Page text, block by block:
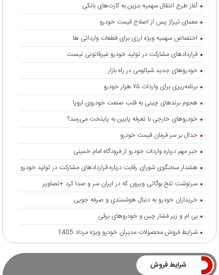
آغاز طرح انتقال سهمیه بنزین به کارت‌های بانکی
معمای تیراژ پس از اصلاح قیمت خودرو
اختصاص سهمیه ویژه ارزی برای قطعات وارداتی ها
قراردادهای مشارکت در تولید خودرو غیرقانونی نیست
خودروهای جدید شیائومی در راه بازار
برنامه‌ریزی برای واردات ۷۵ هزار خودرو
هجوم برندهای چینی به قلب صنعت خودروی اروپا
خودروهای خارجی با تعرفه پایین به پایتخت می‌رسد؟
جدال بر سر فرمان قیمت خودرو
خبر مهم درباره واردات خودرو از فرودگاه امام خمینی
هشدار سخنگوی شورای رقابت درباره قرارداد‌های مشارکت در تولید خودرو
سرنوشت تلخ بوگاتی ویرون که در ایران سر و صدا کرد +تصاویر
خریداران خودرو به دنبال هوشمندی و صرفه جویی
بی ام و زیر فشار چین و خودروهای برقی
شرایط فروش محصولات مدیران خودرو ویژه مرداد 1405
شرایط فروش